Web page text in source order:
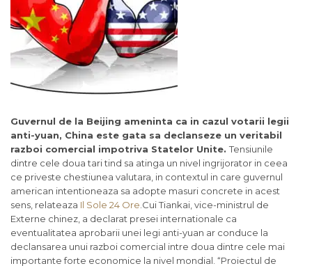
Guvernul de la Beijing ameninta ca in cazul votarii legii
anti-yuan, China este gata sa declanseze un veritabil
razboi comercial impotriva Statelor Unite.Tensiunile
dintre cele doua tari tind sa atinga un nivel ingrijorator in ceea
ce priveste chestiunea valutara, in contextul in care guvernul
american intentioneaza sa adopte masuri concrete in acest
sens, relateaza Il Sole 24 Ore .Cui Tiankai, vice-ministrul de
Externe chinez, a declarat presei internationale ca
eventualitatea aprobarii unei legi anti-yuan ar conduce la
declansarea unui razboi comercial intre doua dintre cele mai
importante forte economice la nivel mondial. “Proiectul de